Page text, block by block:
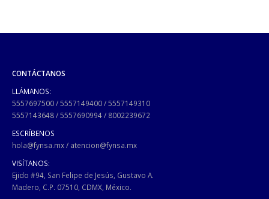
CONTÁCTANOS
LLÁMANOS:
5557697500/5557149400/5557149310
5557143648/5557690994/ 8002239672
ESCRÍBENOS
hola@fynsa.mx/ atencion@fynsa.mx
VISÍTANOS:
Ejido #94, San Felipe de Jesús, Gustavo A.
Madero, C.P. 07510, CDMX, México.